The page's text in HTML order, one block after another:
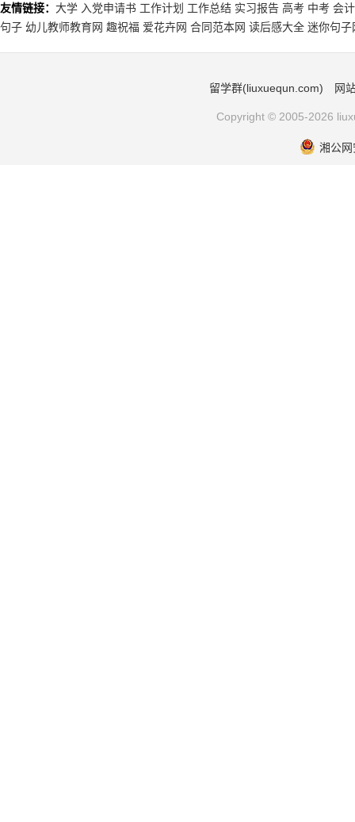
友情链接： 大学 入党申请书 工作计划 工作总结 实习报告 高考 中考 会
句子 幼儿教师教育网 趣祝福 爱花卉网 合同范本网 读后感大全 迷你句子
留学群(liuxuequn.com) 网
Copyright © 2005-2026
湘公